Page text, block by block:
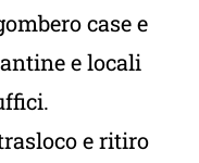
case e
e locali
e ritiro